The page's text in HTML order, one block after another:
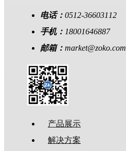
电话： 0512-36603112
手机： 18001646887
邮箱： market@zoko.com
产品展示
解决方案